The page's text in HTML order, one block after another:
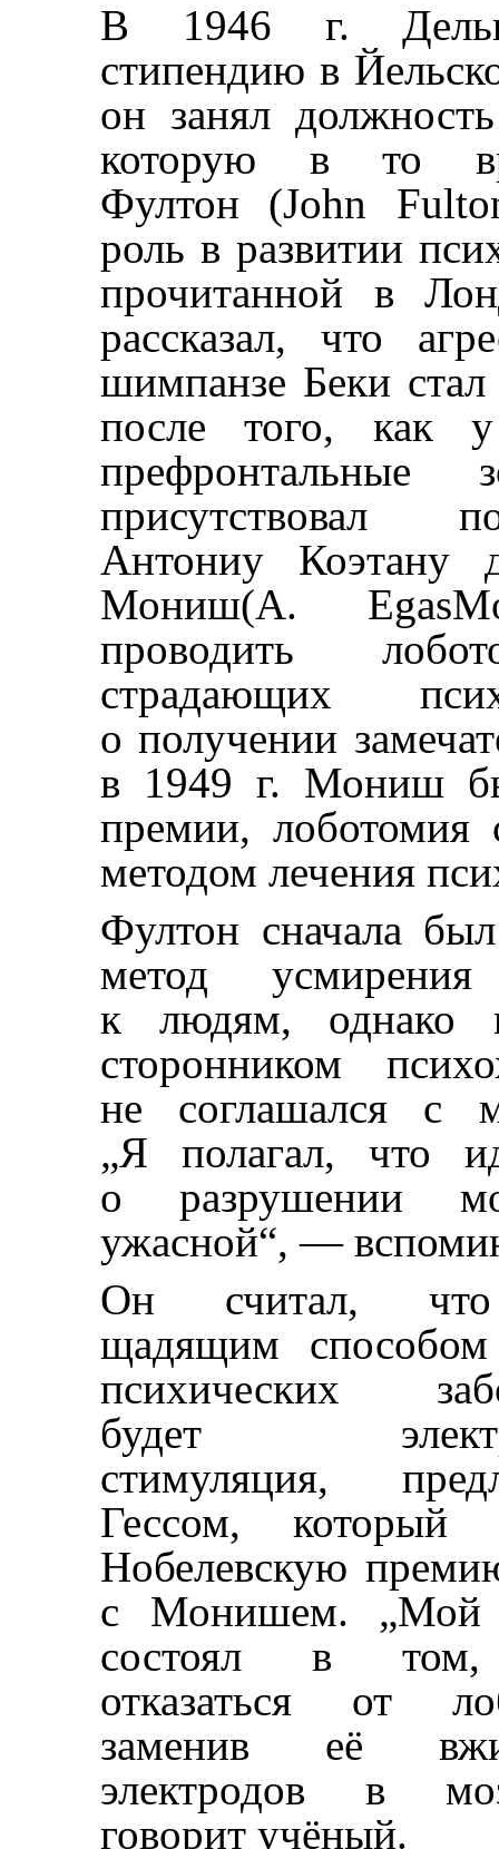
В 1946 г.
стипендию в
он занял
которую в то
Фултон (John
роль в развитии
прочитанной в
рассказал, что
шимпанзе Беки
после того, как
присутствовал
Антониу
Мониш(А.
проводить
страдающих
о получении
в 1949 г. Мониш
премии, лоботомия
методом лечения
Фултон сначала
метод
к людям, однако
сторонником
не соглашался с
„Я полагал, что
о разрушении
ужасной“, —
Он считал,
щадящим способом
психических
будет
стимуляция,
Гессом, который
Нобелевскую
с Монишем. „Мой
состоял в
отказаться от
заменив её
электродов в
говорит учёный.